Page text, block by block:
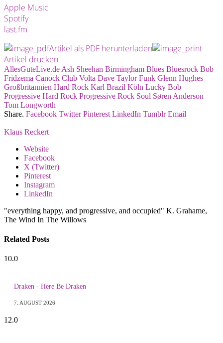
Apple Music
Spotify
last.fm
Artikel als PDF herunterladen
Artikel drucken
AllesGuteLive.de Ash Sheehan Birmingham Blues Bluesrock Bob
Fridzema Canock Club Volta Dave Taylor Funk Glenn Hughes
Großbritannien Hard Rock Karl Brazil Köln Lucky Bob
Progressive Hard Rock Progressive Rock Soul Søren Anderson
Tom Longworth
Share. Facebook Twitter Pinterest LinkedIn Tumblr Email
Klaus Reckert
Website
Facebook
X (Twitter)
Pinterest
Instagram
LinkedIn
"everything happy, and progressive, and occupied" K. Grahame,
The Wind In The Willows
Related Posts
10.0
Draken - Here Be Draken
7. AUGUST 2026
12.0